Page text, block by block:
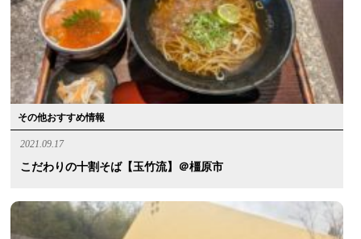
その他おすすめ情報
2021.09.17
こだわりの十割そば【玉竹流】＠橿原市